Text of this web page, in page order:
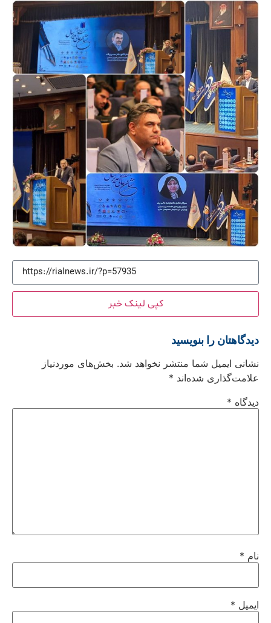
کپی لینک خبر
دیدگاهتان را بنویسید
نشانی ایمیل شما منتشر نخواهد شد. بخش‌های موردنیاز
علامت‌گذاری شده‌اند *
دیدگاه *
نام *
ایمیل *